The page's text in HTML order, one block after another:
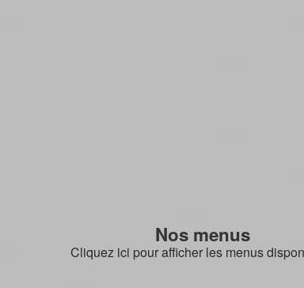
Nos menus
Cliquez ici pour afficher les menus